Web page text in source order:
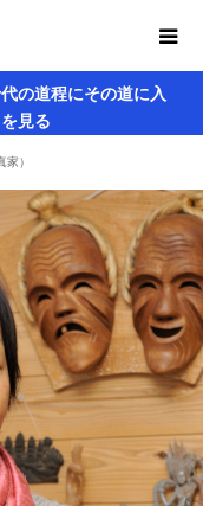
の道程にその道に入
見る
）